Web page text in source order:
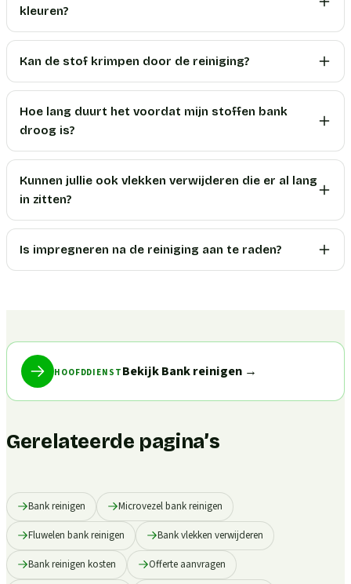
kleuren?
Kan de stof krimpen door de reiniging?
Hoe lang duurt het voordat mijn stoffen bank
droog is?
Kunnen jullie ook vlekken verwijderen die er al lang
in zitten?
Is impregneren na de reiniging aan te raden?
HOOFDDIENST Bekijk Bank reinigen→
Gerelateerde pagina’s
Bank reinigen Microvezel bank reinigen
Fluwelen bank reinigen Bank vlekken verwijderen
Bank reinigen kosten Offerte aanvragen